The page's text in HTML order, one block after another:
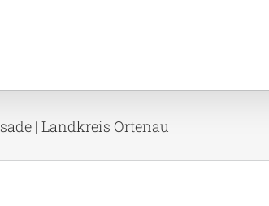
| Landkreis Ortenau